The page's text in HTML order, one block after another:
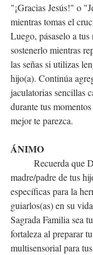
"¡Gracias Jesús!" o
mientras tomas el
Luego, pásaselo a
sostenerlo mientras
las señas si utilizas
hijo(a). Continúa
jaculatorias sencillas
durante tus
mejor te parezca.
ÁNIMO
Recuerda que
madre/padre de tus
específicas para la
guiarlos(as) en su
Sagrada Familia sea
fortaleza al preparar
multisensorial para